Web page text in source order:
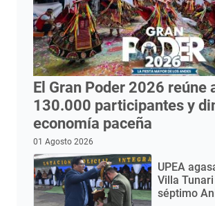
El Gran Poder 2026 reúne
130.000 participantes y
economía paceña
01 Agosto 2026
UPEA
Villa
séptimo